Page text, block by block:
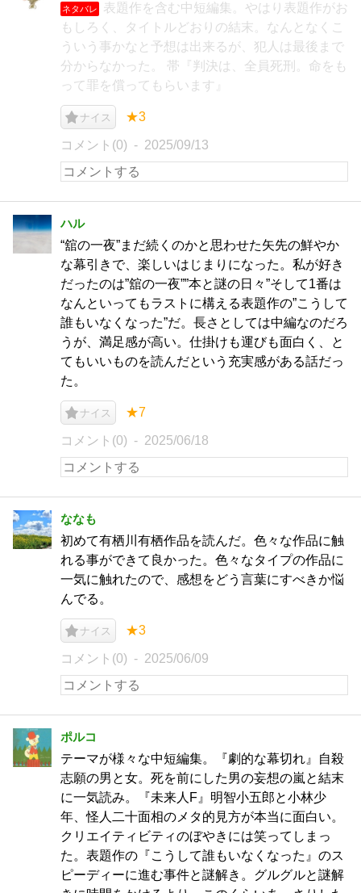
ネタバレ
表題作を含む中短編集。やはり表題作がお
もしろく、タイトルどおりの結末。なんとなくこ
ういう事かなと予想は出来るが、犯人は最後まで
分からなかった。 帯『判決は、全員死刑。命をも
って罪を償ってもらいます』
ナイス ★3
コメント(0) 2025/09/13
ハル
“舘の一夜”まだ続くのかと思わせた矢先の鮮やか
な幕引きで、楽しいはじまりになった。私が好き
だったのは”舘の一夜””本と謎の日々”そして1番は
なんといってもラストに構える表題作の”こうして
誰もいなくなった”だ。長さとしては中編なのだろ
うが、満足感が高い。仕掛けも運びも面白く、と
てもいいものを読んだという充実感がある話だっ
た。
ナイス ★7
コメント(0) 2025/06/18
ななも
初めて有栖川有栖作品を読んだ。色々な作品に触
れる事ができて良かった。色々なタイプの作品に
一気に触れたので、感想をどう言葉にすべきか悩
んでる。
ナイス ★3
コメント(0) 2025/06/09
ポルコ
テーマが様々な中短編集。『劇的な幕切れ』自殺
志願の男と女。死を前にした男の妄想の嵐と結末
に一気読み。『未来人F』明智小五郎と小林少
年、怪人二十面相のメタ的見方が本当に面白い。
クリエイティビティのぼやきには笑ってしまっ
た。表題作の『こうして誰もいなくなった』のス
ピーディーに進む事件と謎解き。グルグルと謎解